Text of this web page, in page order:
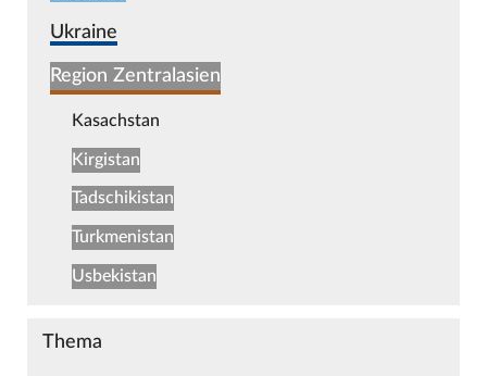
Ukraine
Region Zentralasien
Kasachstan
Kirgistan
Tadschikistan
Turkmenistan
Usbekistan
Thema